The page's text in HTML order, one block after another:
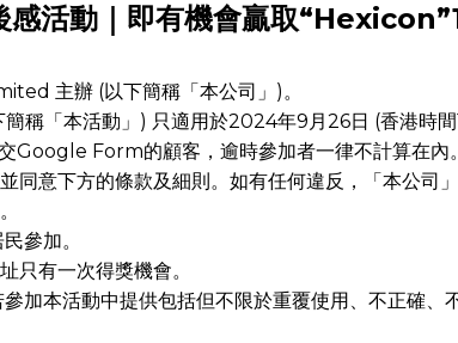
活動｜即有機會贏取
主辦 (以下簡稱「本公司」)。
簡稱「本活動」) 只適用於2024年9月26日 (香港
Google Form的顧客，逾時參加者一律不計算在內。
同意下方的條款及細則。如有任何違反，「本公司
參加。
只有一次得獎機會。
加本活動中提供包括但不限於重覆使用、不正確